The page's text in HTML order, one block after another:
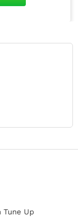
Tune Up